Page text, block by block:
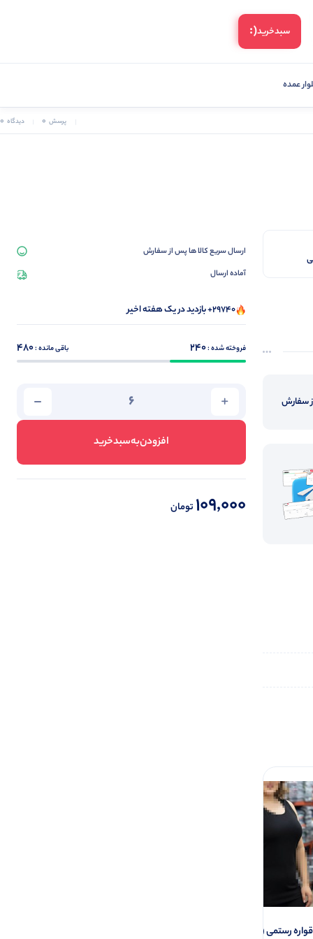
سبد‌خرید(:
عمده
پرسش 0 دیدگاه 0
سفارش
رستمی (پک 6 عددی)
ارسال سریع کالا ها پس از سفارش
آماده ارسال
29740+ بازدید در یک هفته اخیر
فروخته شده :240 باقی مانده :480
افزودن‌به‌سبد‌خرید
109,000 تومان